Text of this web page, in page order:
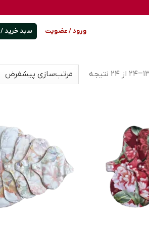
ورود / عضویت سبد خرید /